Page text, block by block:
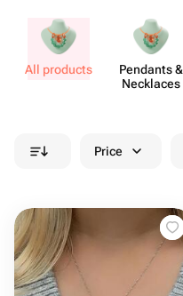
All products
Pendants &
Necklaces
Price